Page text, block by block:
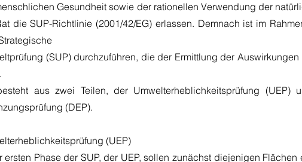
Gesundheit sowie der rationellen Verwendung der
die SUP-Richtlinie (2001/42/EG) erlassen. Demnach ist im
(SUP) durchzuführen, die der Ermittlung der
aus zwei Teilen, der Umwelterheblichkeitsprüfung
(DEP).
(UEP)
ersten Phase der SUP, der UEP, sollen zunächst diejenigen